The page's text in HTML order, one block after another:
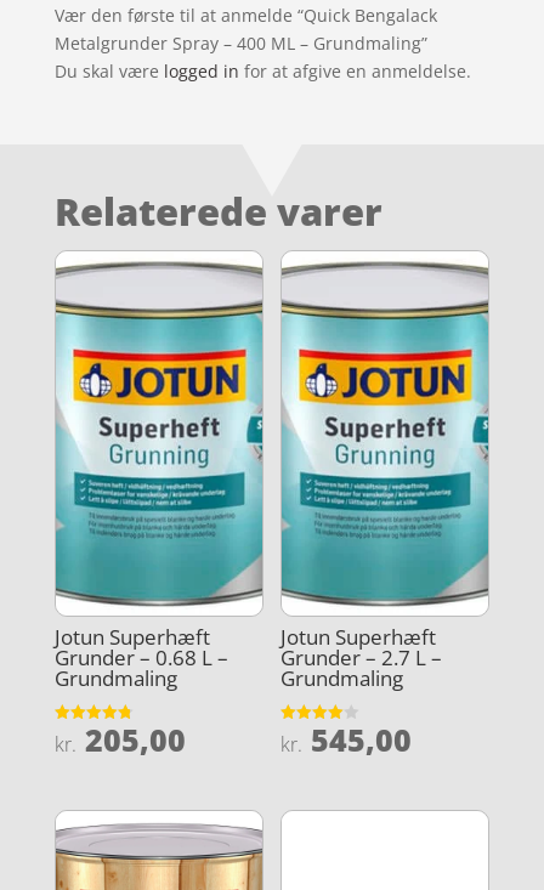
Vær den første til at anmelde “Quick Bengalack
Metalgrunder Spray – 400 ML – Grundmaling”
Du skal være logged in for at afgive en anmeldelse.
Relaterede varer
Jotun Superhæft
Grunder – 0.68 L –
Grundmaling
Vurderet
4.8
kr. 205,00
Jotun Superhæft
Grunder – 2.7 L –
Grundmaling
Vurderet
4
kr. 545,00